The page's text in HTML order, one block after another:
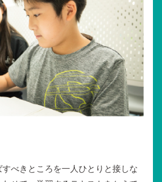
べきところを一人ひとりと接しな